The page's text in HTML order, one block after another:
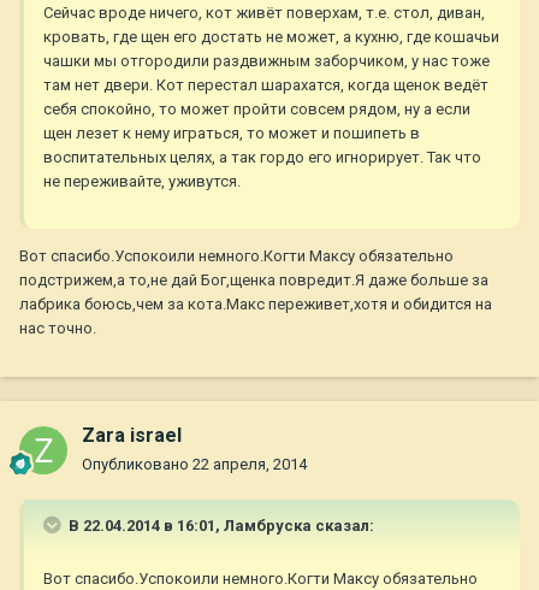
Сейчас вроде ничего, кот живёт поверхам, т.е. стол, диван,
кровать, где щен его достать не может, а кухню, где кошачьи
чашки мы отгородили раздвижным заборчиком, у нас тоже
там нет двери. Кот перестал шарахатся, когда щенок ведёт
себя спокойно, то может пройти совсем рядом, ну а если
щен лезет к нему играться, то может и пошипеть в
воспитательных целях, а так гордо его игнорирует. Так что
не переживайте, уживутся.
Вот спасибо.Успокоили немного.Когти Максу обязательно
подстрижем,а то,не дай Бог,щенка повредит.Я даже больше за
лабрика боюсь,чем за кота.Макс переживет,хотя и обидится на
нас точно.
Zara israel
Опубликовано 22 апреля, 2014
В 22.04.2014 в 16:01, Ламбруска сказал:
Вот спасибо.Успокоили немного.Когти Максу обязательно